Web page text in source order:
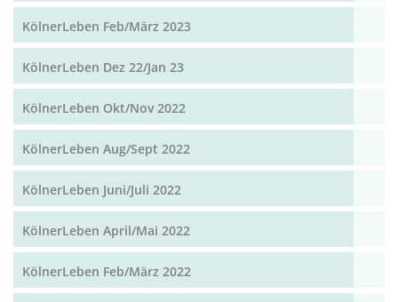
KölnerLeben Feb/März 2023
KölnerLeben Dez 22/Jan 23
KölnerLeben Okt/Nov 2022
KölnerLeben Aug/Sept 2022
KölnerLeben Juni/Juli 2022
KölnerLeben April/Mai 2022
KölnerLeben Feb/März 2022